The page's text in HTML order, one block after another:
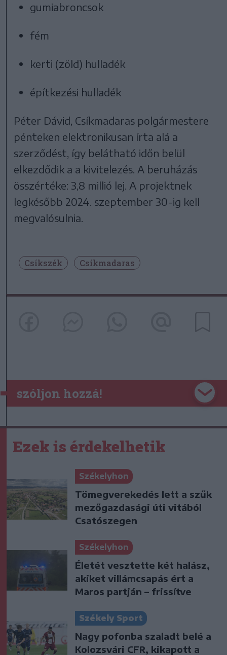
gumiabroncsok
fém
kerti (zöld) hulladék
építkezési hulladék
Péter Dávid, Csíkmadaras polgármestere
pénteken elektronikusan írta alá a
szerződést, így belátható időn belül
elkezdődik a a kivitelezés. A beruházás
összértéke: 3,8 millió lej. A projektnek
legkésőbb 2024. szeptember 30-ig kell
megvalósulnia.
Csíkszék Csíkmadaras
szóljon hozzá!
Ezek is érdekelhetik
Székelyhon
Tömegverekedés lett a szűk
mezőgazdasági úti vitából
Csatószegen
Székelyhon
Életét vesztette két halász,
akiket villámcsapás ért a
Maros partján – frissítve
Székely Sport
Nagy pofonba szaladt belé a
Kolozsvári CFR, kikapott a